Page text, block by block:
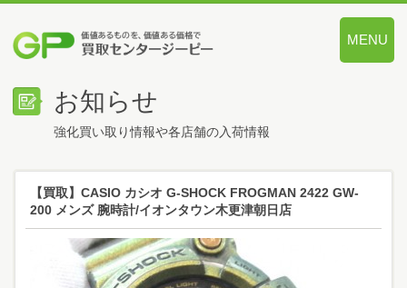
MENU
お知らせ
強化買い取り情報や各店舗の入荷情報
【買取】CASIO カシオ G-SHOCK FROGMAN 2422 GW-
200 メンズ 腕時計/イオンタウン木更津朝日店